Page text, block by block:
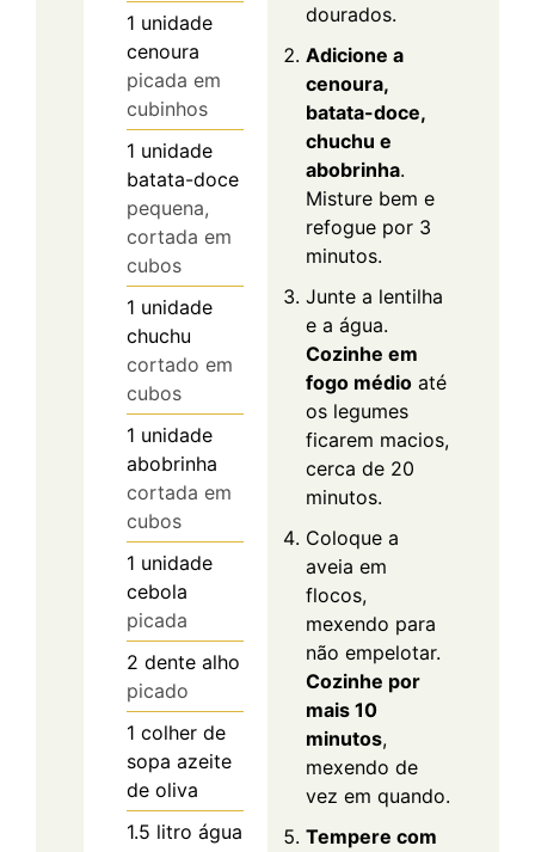
1 unidade
cenoura
picada em
cubinhos
1 unidade
batata-doce
pequena,
cortada em
cubos
1 unidade
chuchu
cortado em
cubos
1 unidade
abobrinha
cortada em
cubos
1 unidade
cebola
picada
2 dente alho
picado
1 colher de
sopa azeite
de oliva
1.5 litro água
dourados.
Adicione a
cenoura,
batata-doce,
chuchu e
abobrinha.
Misture bem e
refogue por 3
minutos.
Junte a lentilha
e a água.
Cozinhe em
fogo médio até
os legumes
ficarem macios,
cerca de 20
minutos.
Coloque a
aveia em
flocos,
mexendo para
não empelotar.
Cozinhe por
mais 10
minutos,
mexendo de
vez em quando.
Tempere com